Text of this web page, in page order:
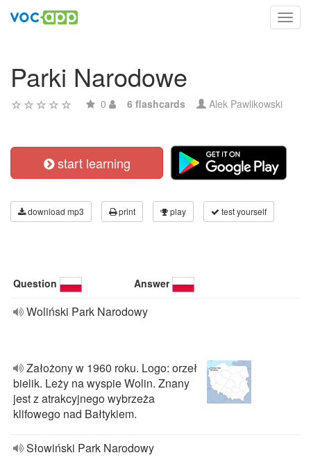
Parki Narodowe
0 6 flashcards Alek Pawlikowski
start learning
download mp3 print play test yourself
Question Answer
Woliński Park Narodowy
Założony w 1960 roku. Logo: orzeł
bielik. Leży na wyspie Wolin. Znany
jest z atrakcyjnego wybrzeża
klifowego nad Bałtykiem.
Słowiński Park Narodowy